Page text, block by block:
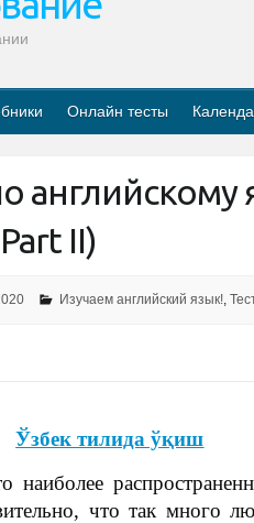
Онлайн тесты
английскому
II)
Изучаем английский язык!,
Ўзбек тилида ўқиш
наиболее
что так много